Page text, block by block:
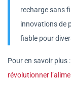
recharge sans
innovations de
fiable pour
Pour en savoir plus :
révolutionner